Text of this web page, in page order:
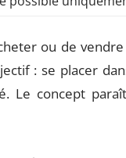
ou de
: se placer
Le concept